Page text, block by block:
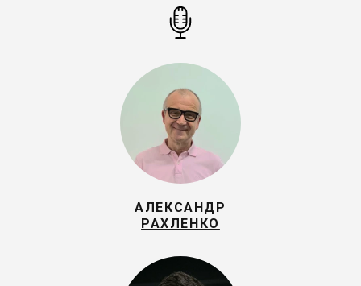
АЛЕКСАНДР
РАХЛЕНКО